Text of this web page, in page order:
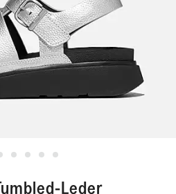
Leder